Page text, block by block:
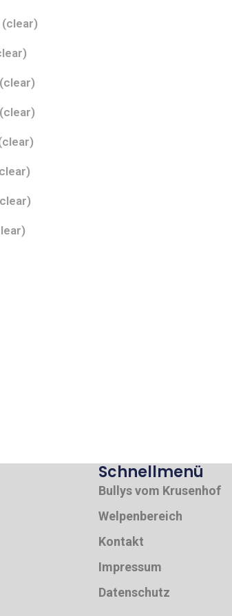
Schnellmenü
Bullys vom Krusenhof
Welpenbereich
Kontakt
Impressum
Datenschutz